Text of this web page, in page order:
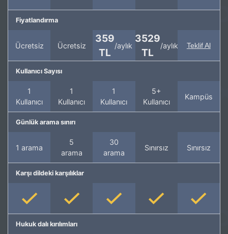
Fiyatlandırma
Ücretsiz Ücretsiz
359
TL
/aylık
3529
TL
/aylık Teklif Al
Kullanıcı Sayısı
1
Kullanıcı
1
Kullanıcı
1
Kullanıcı
5+
Kullanıcı
Kampüs
Günlük arama sınırı
1 arama
5
arama
30
arama
Sınırsız Sınırsız
Karşı dildeki karşılıklar
Hukuk dalı kırılımları